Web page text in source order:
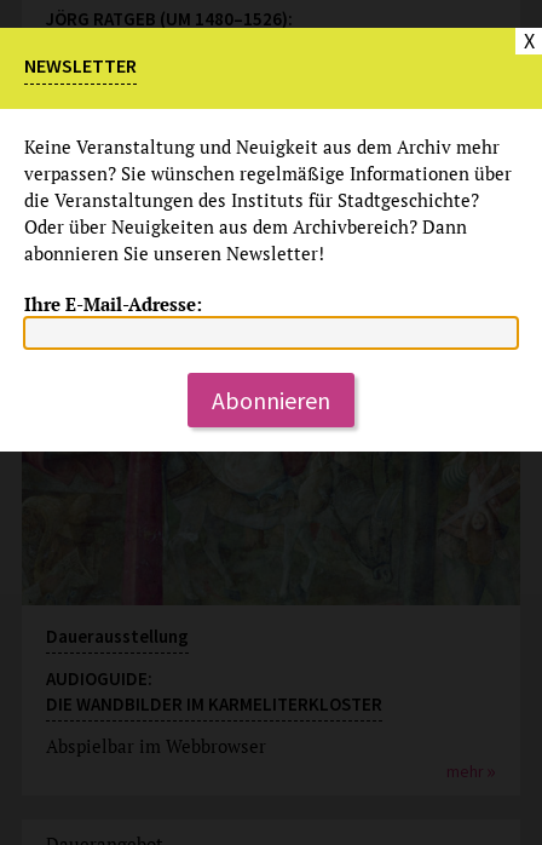
JÖRG RATGEB (UM 1480–1526):
Eintritt: frei
mehr
Dauerangebot
Audioguide zur Ausstellung
Dauerausstellung
AUDIOGUIDE:
DIE WANDBILDER IM KARMELITERKLOSTER
Abspielbar im Webbrowser
mehr
X
NEWSLETTER
Keine Veranstaltung und Neuigkeit aus dem Archiv mehr
verpassen? Sie wünschen regelmäßige Informationen über
die Veranstaltungen des Instituts für Stadtgeschichte?
Oder über Neuigkeiten aus dem Archivbereich? Dann
abonnieren Sie unseren Newsletter!
Ihre E-Mail-Adresse:
Abonnieren